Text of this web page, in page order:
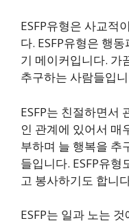
ESFP유형은 사교적
다. ESFP유형은 행
기 메이커입니다. 가
추구하는 사람들입
ESFP는 친절하면서
인 관계에 있어서 매
부하며 늘 행복을 추
들입니다. ESFP유
고 봉사하기도 합니
ESFP는 일과 노는